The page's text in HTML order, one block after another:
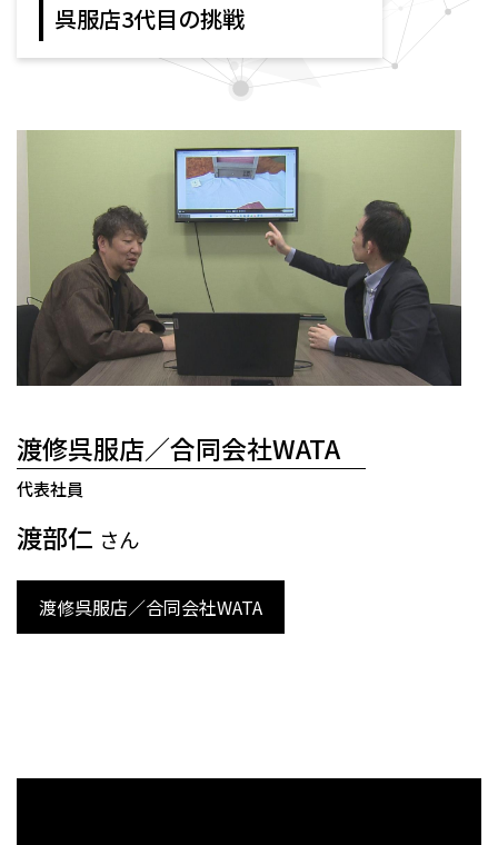
呉服店3代目の挑戦
渡修呉服店／合同会社WATA
代表社員
渡部仁 さん
渡修呉服店／合同会社WATA